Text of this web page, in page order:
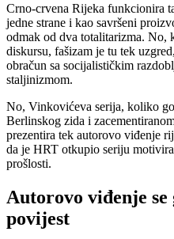
Crno-crvena Rijeka funkcionira
jedne strane i kao savršeni
odmak od dva totalitarizma. No,
diskursu, fašizam je tu tek
obračun sa socijalističkim
staljinizmom.
No, Vinkovićeva serija, koliko
Berlinskog zida i
prezentira tek autorovo viđenje
da je HRT otkupio seriju
prošlosti.
Autorovo viđenje se
povijest